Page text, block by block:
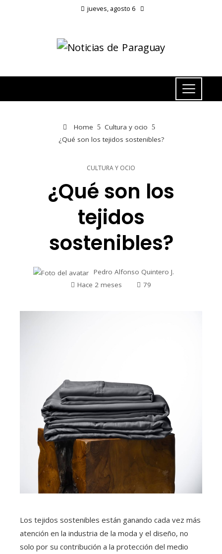
jueves, agosto 6
Home
Cultura y ocio
¿Qué son los tejidos sostenibles?
CULTURA Y OCIO
¿Qué son los
tejidos
sostenibles?
Pedro Alfonso Quintero J.
Hace 2 meses
79
Los tejidos sostenibles están ganando cada vez más
atención en la industria de la moda y el diseño, no
solo por su contribución a la protección del medio